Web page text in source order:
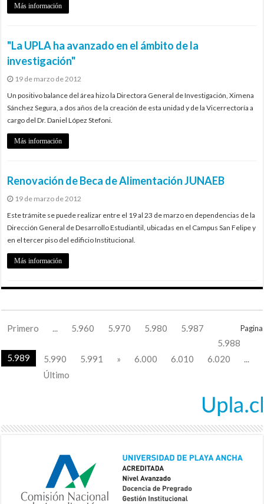
Más información
"La UPLA ha avanzado en el ámbito de la
investigación"
19 de marzo de 2012
Un positivo balance del área hizo la Directora General de Investigación, Ximena
Sánchez Segura, a dos años de la creación de esta unidad y de la Vicerrectoría a
cargo del Dr. Daniel López Stefoni.
Más información
Renovación de Beca de Alimentación JUNAEB
19 de marzo de 2012
Este trámite se puede realizar entre el 19 al 23 de marzo en dependencias de la
Dirección General de Desarrollo Estudiantil, ubicadas en el Campus San Felipe y
en el tercer piso del edificio Institucional.
Más información
Pagina
Primero 5.960 5.970 5.980
5.987
5.988
5.989
5.990 5.991 » 6.000 6.010 6.020
Último